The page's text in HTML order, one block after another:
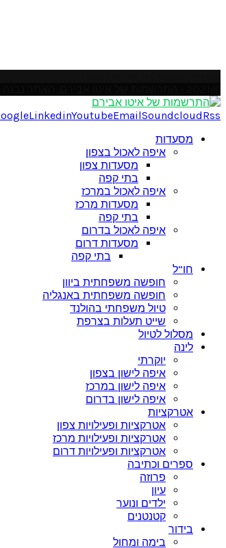
LinkedinYoutubeEmailSoundcloudRss
מסעדות
איפה לאכול בצפון
מסעדות צפון
בתי קפה
איפה לאכול במרכז
מסעדות מרכז
בתי קפה
איפה לאכול בדרום
מסעדות דרום
בתי קפה
חו”ל
חופשה משפחתית ביוון
חופשה משפחתית באנגליה
טיול משפחתי בהולנד
שייט תעלות בצרפת
מסלול לטיול
לינה
יוקרתי
איפה לישון בצפון
איפה לישון במרכז
איפה לישון בדרום
אטרקציות
אטרקציות ופעילויות צפון
אטרקציות ופעילויות מרכז
אטרקציות ופעילויות דרום
ספרים וכתיבה
פרוזה
עיון
ילדים ונוער
קטנטנים
בידור
בימה ומחול